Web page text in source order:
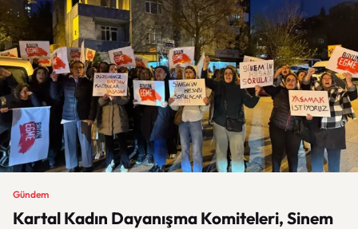
Gündem
Kartal Kadın Dayanışma Komiteleri, Sinem